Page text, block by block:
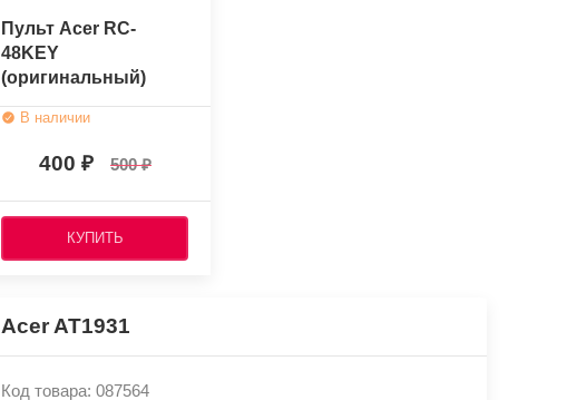
Пульт Acer RC-
48KEY
(оригинальный)
В наличии
400 500
КУПИТЬ
Acer AT1931
Код товара: 087564